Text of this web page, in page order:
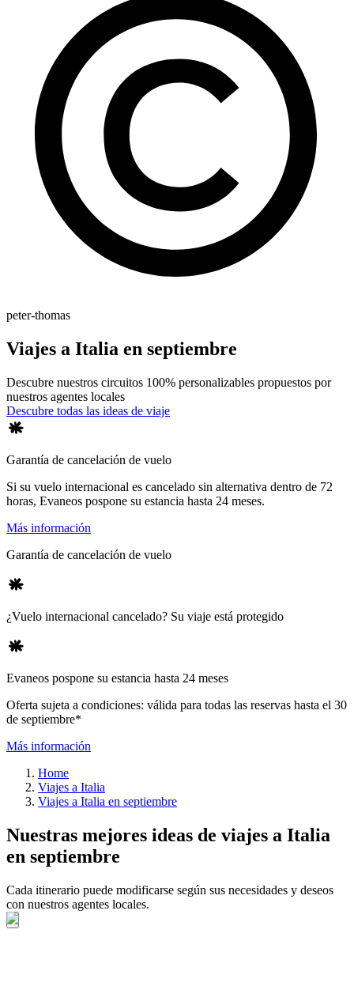
peter-thomas
Viajes a Italia en septiembre
Descubre nuestros circuitos 100% personalizables propuestos por
nuestros agentes locales
Descubre todas las ideas de viaje
Garantía de cancelación de vuelo
Si su vuelo internacional es cancelado sin alternativa dentro de 72
horas, Evaneos pospone su estancia hasta 24 meses.
Más información
Garantía de cancelación de vuelo
¿Vuelo internacional cancelado? Su viaje está protegido
Evaneos pospone su estancia hasta 24 meses
Oferta sujeta a condiciones: válida para todas las reservas hasta el 30
de septiembre*
Más información
Home
Viajes a Italia
Viajes a Italia en septiembre
Nuestras mejores ideas de viajes a Italia
en septiembre
Cada itinerario puede modificarse según sus necesidades y deseos
con nuestros agentes locales.